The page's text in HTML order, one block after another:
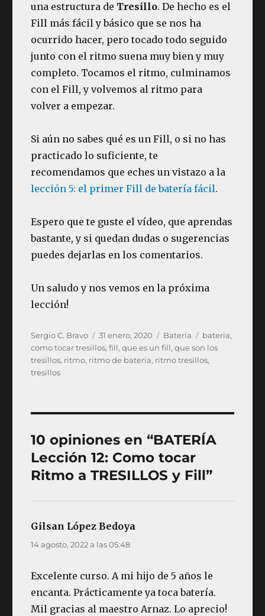
una estructura de Tresillo. De hecho es el
Fill más fácil y básico que se nos ha
ocurrido hacer, pero tocado todo seguido
junto con el ritmo suena muy bien y muy
completo. Tocamos el ritmo, culminamos
con el Fill, y volvemos al ritmo para
volver a empezar.
Si aún no sabes qué es un Fill, o si no has
practicado lo suficiente, te
recomendamos que eches un vistazo a la
lección 5: el primer Fill de batería fácil.
Espero que te guste el vídeo, que aprendas
bastante, y si quedan dudas o sugerencias
puedes dejarlas en los comentarios.
Un saludo y nos vemos en la próxima
lección!
Autor
Sergio C. Bravo
Publicado
el
31 enero, 2020 Categorías
Batería Etiquetas
bateria,
como tocar tresillos,fill,que es un fill,que son los
tresillos, ritmo, ritmo de bateria, ritmo tresillos,
tresillos
10 opiniones en “BATERÍA
Lección 12: Como tocar
Ritmo a TRESILLOS y Fill”
Gilsan López Bedoya
14 agosto, 2022 a las 05:48
Excelente curso. A mi hijo de 5 años le
encanta. Prácticamente ya toca batería.
Mil gracias al maestro Arnaz. Lo aprecio!